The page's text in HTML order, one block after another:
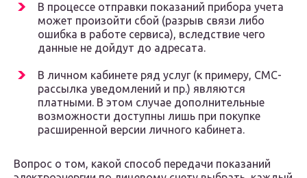
В процессе отправки показаний прибора учета
может произойти сбой (разрыв связи либо
ошибка в работе сервиса), вследствие чего
данные не дойдут до адресата.
В личном кабинете ряд услуг (к примеру, СМС-
рассылка уведомлений и пр.) являются
платными. В этом случае дополнительные
возможности доступны лишь при покупке
расширенной версии личного кабинета.
Вопрос о том, какой способ передачи показаний